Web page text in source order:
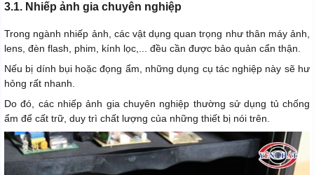
3.1. Nhiếp ảnh gia chuyên nghiệp
Trong ngành nhiếp ảnh, các vật dụng quan trọng như thân máy ảnh,
lens, đèn flash, phim, kính lọc,... đều cần được bảo quản cẩn thận.
Nếu bị dính bụi hoặc đọng ẩm, những dụng cụ tác nghiệp này sẽ hư
hỏng rất nhanh.
Do đó, các nhiếp ảnh gia chuyên nghiệp thường sử dụng tủ chống
ẩm để cất trữ, duy trì chất lượng của những thiết bị nói trên.